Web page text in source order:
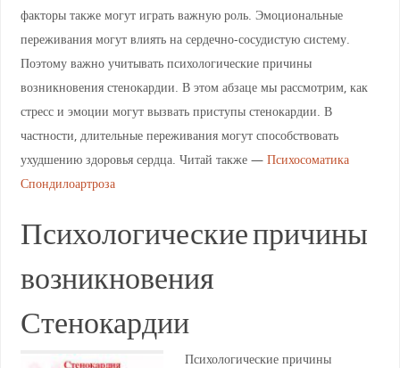
факторы также могут играть важную роль. Эмоциональные
переживания могут влиять на сердечно-сосудистую систему.
Поэтому важно учитывать психологические причины
возникновения стенокардии. В этом абзаце мы рассмотрим, как
стресс и эмоции могут вызвать приступы стенокардии. В
частности, длительные переживания могут способствовать
ухудшению здоровья сердца. Читай также — Психосоматика
Спондилоартроза
Психологические причины
возникновения
Стенокардии
Психологические причины